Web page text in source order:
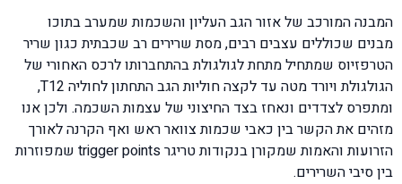
המבנה המורכב של אזור הגב העליון והשכמות שמערב בתוכו
מבנים שכוללים עצבים רבים, מסת שרירים רב שכבתית כגון שריר
הטרפזיוס שמתחיל מתחת לגולגולת בהתחברותו לרכס האחורי של
הגולגולת ויורד מטה עד לקצה חוליות הגב התחתון לחוליה T12,
ומתפרס לצדדים ונאחז בצד החיצוני של עצמות השכמה. ולכן אנו
מזהים את הקשר בין כאבי שכמות צוואר ראש ואף הקרנה לאורך
הזרועות והאמות שמקורן בנקודות טריגר trigger points שמפוזרות
בין סיבי השרירים.